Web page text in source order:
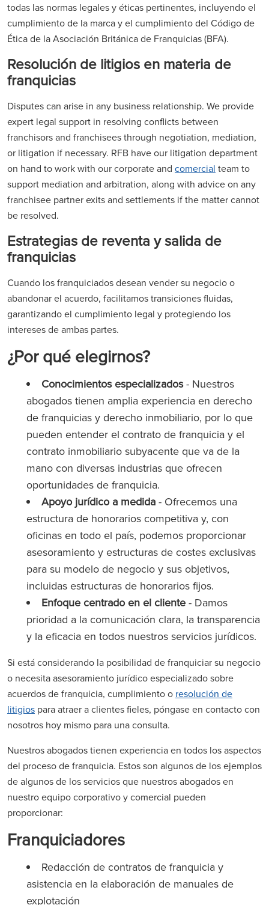
todas las normas legales y éticas pertinentes, incluyendo el
cumplimiento de la marca y el cumplimiento del Código de
Ética de la Asociación Británica de Franquicias (BFA).
Resolución de litigios en materia de
franquicias
Disputes can arise in any business relationship. We provide
expert legal support in resolving conflicts between
franchisors and franchisees through negotiation, mediation,
or litigation if necessary. RFB have our litigation department
on hand to work with our corporate and comercial team to
support mediation and arbitration, along with advice on any
franchisee partner exits and settlements if the matter cannot
be resolved.
Estrategias de reventa y salida de
franquicias
Cuando los franquiciados desean vender su negocio o
abandonar el acuerdo, facilitamos transiciones fluidas,
garantizando el cumplimiento legal y protegiendo los
intereses de ambas partes.
¿Por qué elegirnos?
Conocimientos especializados- Nuestros
abogados tienen amplia experiencia en derecho
de franquicias y derecho inmobiliario, por lo que
pueden entender el contrato de franquicia y el
contrato inmobiliario subyacente que va de la
mano con diversas industrias que ofrecen
oportunidades de franquicia.
Apoyo jurídico a medida - Ofrecemos una
estructura de honorarios competitiva y, con
oficinas en todo el país, podemos proporcionar
asesoramiento y estructuras de costes exclusivas
para su modelo de negocio y sus objetivos,
incluidas estructuras de honorarios fijos.
Enfoque centrado en el cliente - Damos
prioridad a la comunicación clara, la transparencia
y la eficacia en todos nuestros servicios jurídicos.
Si está considerando la posibilidad de franquiciar su negocio
o necesita asesoramiento jurídico especializado sobre
acuerdos de franquicia, cumplimiento o resolución de
litigios para atraer a clientes fieles, póngase en contacto con
nosotros hoy mismo para una consulta.
Nuestros abogados tienen experiencia en todos los aspectos
del proceso de franquicia. Estos son algunos de los ejemplos
de algunos de los servicios que nuestros abogados en
nuestro equipo corporativo y comercial pueden
proporcionar:
Franquiciadores
Redacción de contratos de franquicia y
asistencia en la elaboración de manuales de
explotación